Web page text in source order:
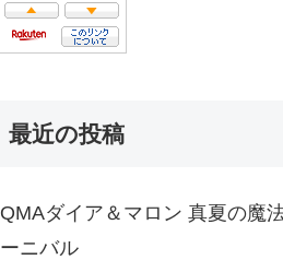
最近の投稿
QMAダイア＆マロン 真夏の魔
ーニバル